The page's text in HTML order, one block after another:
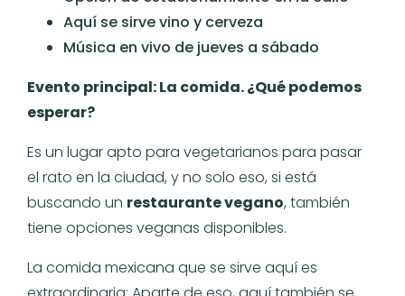
Aquí se sirve vino y cerveza
Música en vivo de jueves a sábado
Evento principal: La comida. ¿Qué podemos
esperar?
Es un lugar apto para vegetarianos para pasar
el rato en la ciudad, y no solo eso, si está
buscando un restaurante vegano, también
tiene opciones veganas disponibles.
La comida mexicana que se sirve aquí es